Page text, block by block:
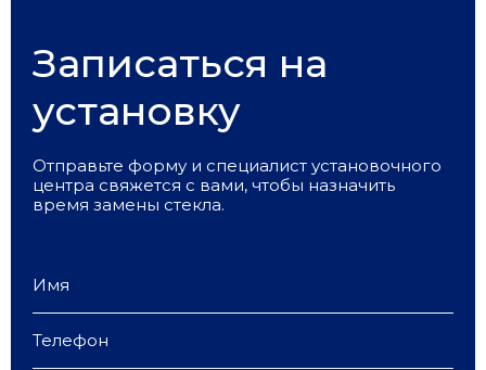
Записаться на
установку
Отправьте форму и специалист установочного
центра свяжется с вами, чтобы назначить
время замены стекла.